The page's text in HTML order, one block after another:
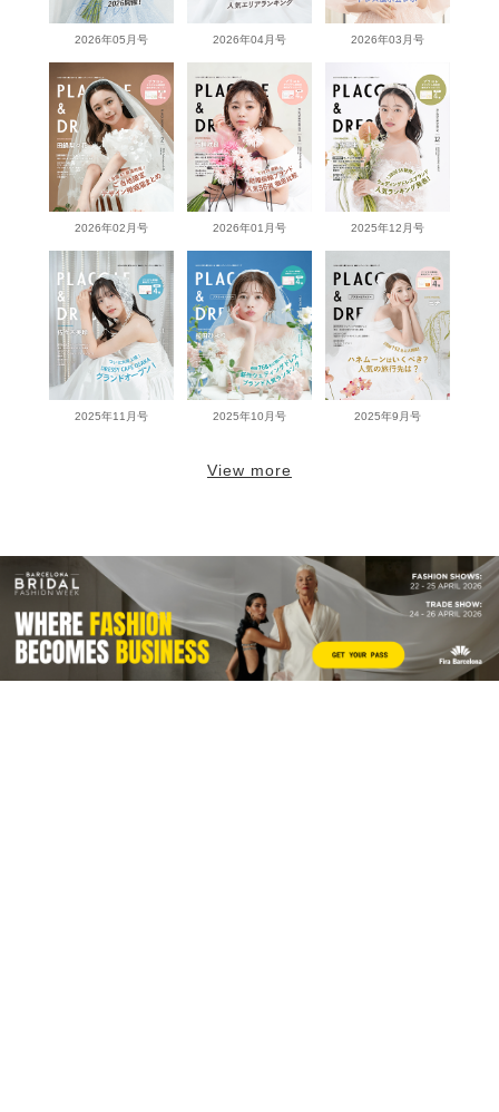
2026年05月号 2026年04月号 2026年03月号
2026年02月号 2026年01月号 2025年12月号
2025年11月号 2025年10月号 2025年9月号
View more